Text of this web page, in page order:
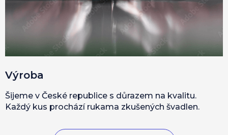
Výroba
Šijeme v České republice s důrazem na kvalitu.
Každý kus prochází rukama zkušených švadlen.